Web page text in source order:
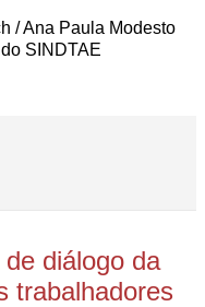
/ Ana Paula Modesto
SINDTAE
diálogo da
trabalhadores